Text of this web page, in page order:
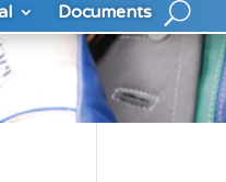
Documents